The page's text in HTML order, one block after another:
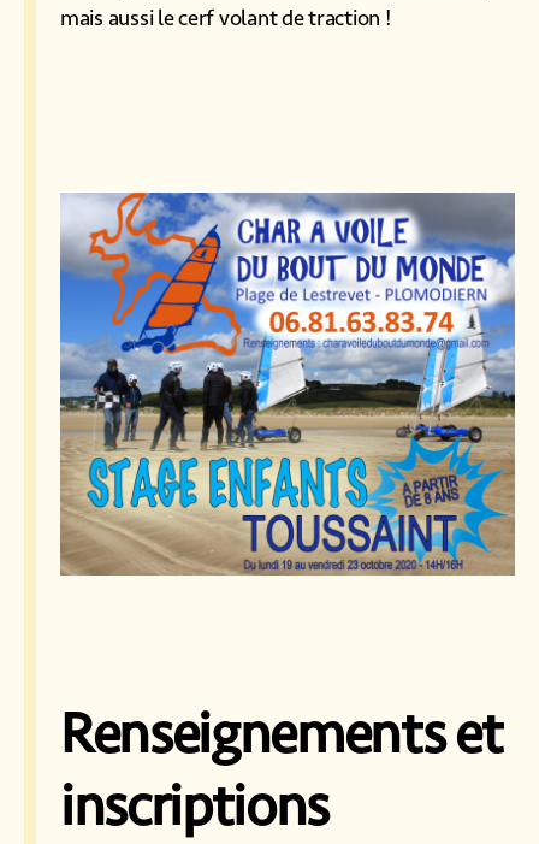
mais aussi le cerf volant de traction !
Renseignements et
inscriptions